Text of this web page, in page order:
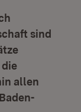
sind
allen